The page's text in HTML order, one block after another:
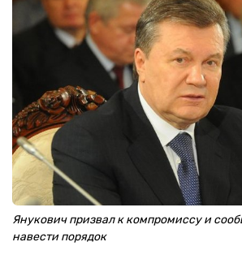
Янукович призвал к компромиссу и
навести порядок